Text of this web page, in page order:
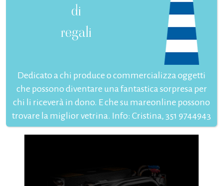
di
regali
Dedicato a chi produce o commercializza oggetti
che possono diventare una fantastica sorpresa per
chi li riceverà in dono. E che su mareonline possono
trovare la miglior vetrina. Info: Cristina, 351 9744943